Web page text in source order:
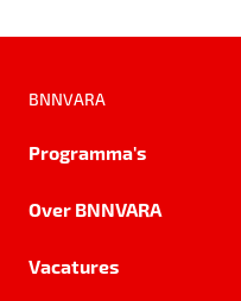
BNNVARA
Programma's
Over BNNVARA
Vacatures